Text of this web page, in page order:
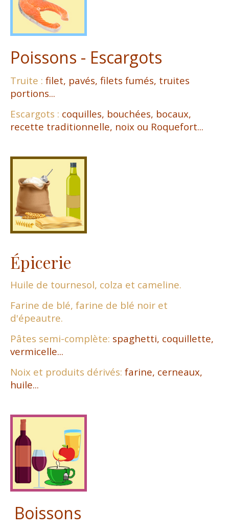
Poissons - Escargots
Truite : filet, pavés, filets fumés, truites
portions...
Escargots : coquilles, bouchées, bocaux,
recette traditionnelle, noix ou Roquefort...
Épicerie
Huile de tournesol, colza et cameline.
Farine de blé, farine de blé noir et
d'épeautre.
Pâtes semi-complète: spaghetti, coquillette,
vermicelle...
Noix et produits dérivés: farine, cerneaux,
huile...
Boissons